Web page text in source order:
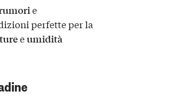
e
perfette per la
eumidità